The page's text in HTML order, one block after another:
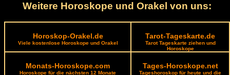
Weitere Horoskope und Orakel von uns:
Horoskop-Orakel.de
Viele kostenlose Horoskope und Orakel
Tarot-Tageskarte.de
Tarot Tageskarte ziehen und
Horoskope
Monats-Horoskope.com
Horoskope für die nächsten 12 Monate
Tages-Horoskope.net
Tageshoroskop für heute und die